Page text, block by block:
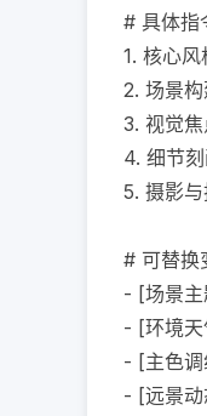
# 具体指
1. 核心
2. 场景
3. 视觉
4. 细节
5. 摄影
# 可替换
- [场景主
- [环境天
- [主色调
- [远景动